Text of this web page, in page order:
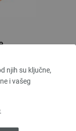
njih su ključne,
i vašeg
g